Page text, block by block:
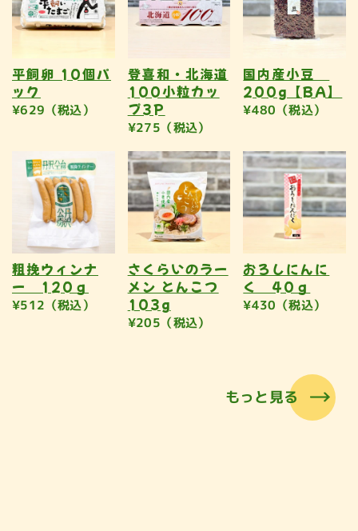
平飼卵 10個パ
ック
¥629（税込）
登喜和・北海道
100小粒カッ
プ3P
¥275（税込）
国内産小豆
200g【BA】
¥480（税込）
粗挽ウィンナ
ー 120ｇ
¥512（税込）
さくらいのラー
メン とんこつ
103g
¥205（税込）
おろしにんに
く 40ｇ
¥430（税込）
もっと見る